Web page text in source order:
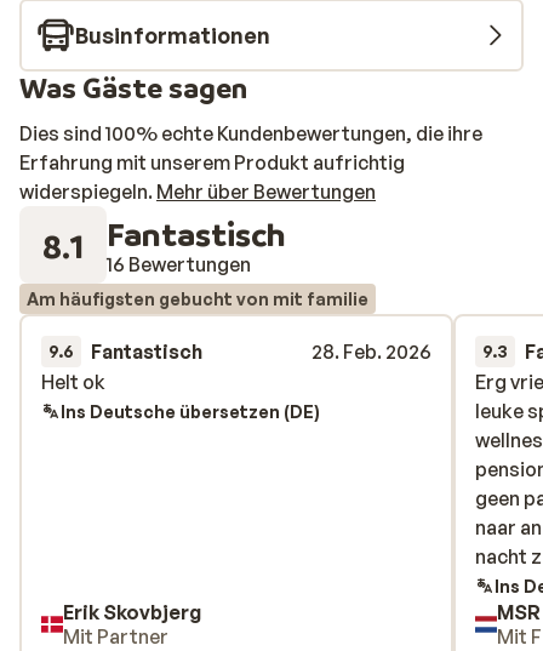
Businformationen
Was Gäste sagen
Dies sind 100% echte Kundenbewertungen, die ihre
Erfahrung mit unserem Produkt aufrichtig
widerspiegeln. Mehr über Bewertungen
8.1 Fantastisch
16 Bewertungen
Am häufigsten gebucht von mit familie
9.6 Fantastisch
28. Feb. 2026
Helt ok
Helt ok
Ins Deutsche übersetzen (DE)
Erik Skovbjerg
Mit Partner
9.3
Erg
leuke
geen
naar
nacht
laatste
Erg
leuke
geen
naar
nacht
Ins
MSR
Mit